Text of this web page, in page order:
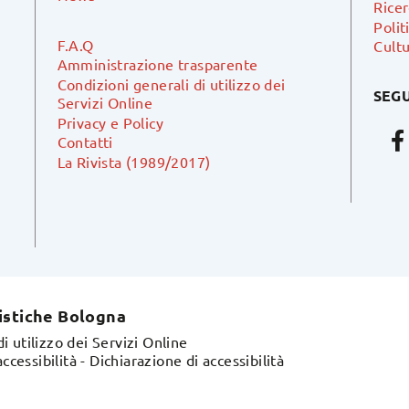
F.A.Q
Amministrazione trasparente
Condizioni generali di utilizzo dei
Servizi Online
Privacy e Policy
Contatti
La Rivista (1989/2017)
Bologna
utilizzo dei Servizi Online
- Dichiarazione di accessibilità